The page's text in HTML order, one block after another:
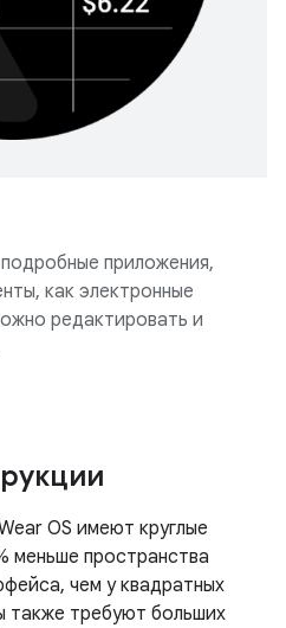
приложения,
как электронные
редактировать и
OS имеют круглые
меньше пространства
чем у квадратных
также требуют больших